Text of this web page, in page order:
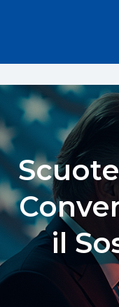
il